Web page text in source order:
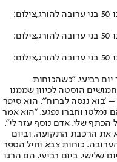
ארגון הטרור שחטף מאות בפקיסטן: הוצאנו 50 בני ערובה להורג,צילום:
ארגון הטרור שחטף מאות בפקיסטן: הוצאנו 50 בני ערובה להורג,צילום:
ארגון הטרור שחטף מאות בפקיסטן: הוצאנו 50 בני ערובה להורג,צילום:
יום רביעי. "כשהכוחות
הוסטה לכיוון שממנו
'בוא ננסה לברוח'". הוא סיפר
נמלטו וחברו נפגע. "הוא אמר
הכתף שלי. אדם נוסף עזר לי".
את הרכבת התקועה, וביום
כוחות צבא וחיל הספר
שלישי. ביום רביעי, הם הרגו